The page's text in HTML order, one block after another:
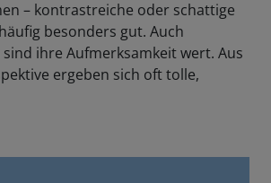
– kontrastreiche oder schattige
besonders gut. Auch
ihre Aufmerksamkeit wert. Aus
ergeben sich oft tolle,